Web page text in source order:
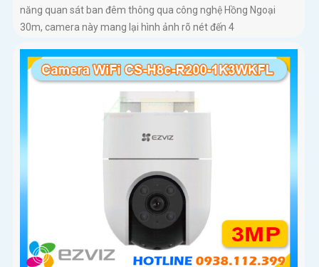
năng quan sát ban đêm thông qua công nghệ Hồng Ngoại
30m, camera này mang lại hình ảnh rõ nét đến 4